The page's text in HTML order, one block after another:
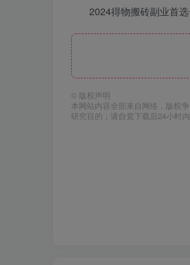
2024得物搬砖副业首
© 版权声明
本网站内容全部来自网络，版权
研究目的；请自觉下载后24小时